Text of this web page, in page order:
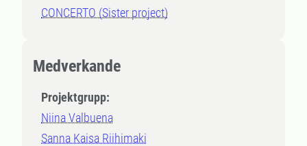
CONCERTO (Sister project)
Medverkande
Projektgrupp:
Niina Valbuena
Sanna Kaisa Riihimaki